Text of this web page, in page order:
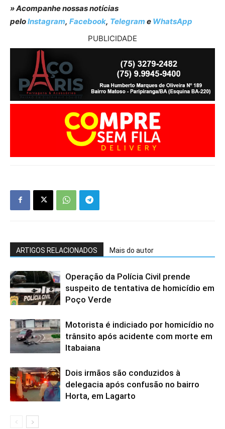
» Acompanhe nossas notícias
peloInstagram, Facebook, Telegram e WhatsApp
PUBLICIDADE
ARTIGOS RELACIONADOS Mais do autor
Operação da Polícia Civil prende
suspeito de tentativa de homicídio em
Poço Verde
Motorista é indiciado por homicídio no
trânsito após acidente com morte em
Itabaiana
Dois irmãos são conduzidos à
delegacia após confusão no bairro
Horta, em Lagarto